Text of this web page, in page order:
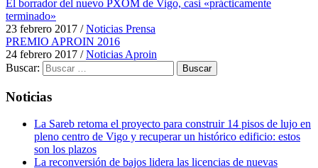
El borrador del nuevo PXOM de Vigo, casi «prácticamente
terminado»
23 febrero 2017 /Noticias Prensa
PREMIO APROIN 2016
24 febrero 2017 /Noticias Aproin
Buscar:
Noticias
La Sareb retoma el proyecto para construir 14 pisos de lujo en
pleno centro de Vigo y recuperar un histórico edificio: estos
son los plazos
La reconversión de bajos lidera las licencias de nuevas